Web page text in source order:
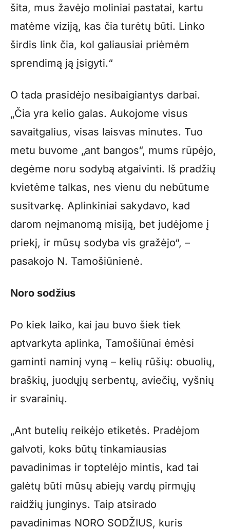
šita, mus žavėjo moliniai pastatai, kartu
matėme viziją, kas čia turėtų būti. Linko
širdis link čia, kol galiausiai priėmėm
sprendimą ją įsigyti.“
O tada prasidėjo nesibaigiantys darbai.
„Čia yra kelio galas. Aukojome visus
savaitgalius, visas laisvas minutes. Tuo
metu buvome „ant bangos“, mums rūpėjo,
degėme noru sodybą atgaivinti. Iš pradžių
kvietėme talkas, nes vienu du nebūtume
susitvarkę. Aplinkiniai sakydavo, kad
darom neįmanomą misiją, bet judėjome į
priekį, ir mūsų sodyba vis gražėjo“, –
pasakojo N. Tamošiūnienė.
Noro sodžius
Po kiek laiko, kai jau buvo šiek tiek
aptvarkyta aplinka, Tamošiūnai ėmėsi
gaminti naminį vyną – kelių rūšių: obuolių,
braškių, juodųjų serbentų, aviečių, vyšnių
ir svarainių.
„Ant butelių reikėjo etiketės. Pradėjom
galvoti, koks būtų tinkamiausias
pavadinimas ir toptelėjo mintis, kad tai
galėtų būti mūsų abiejų vardų pirmųjų
raidžių junginys. Taip atsirado
pavadinimas NORO SODŽIUS, kuris